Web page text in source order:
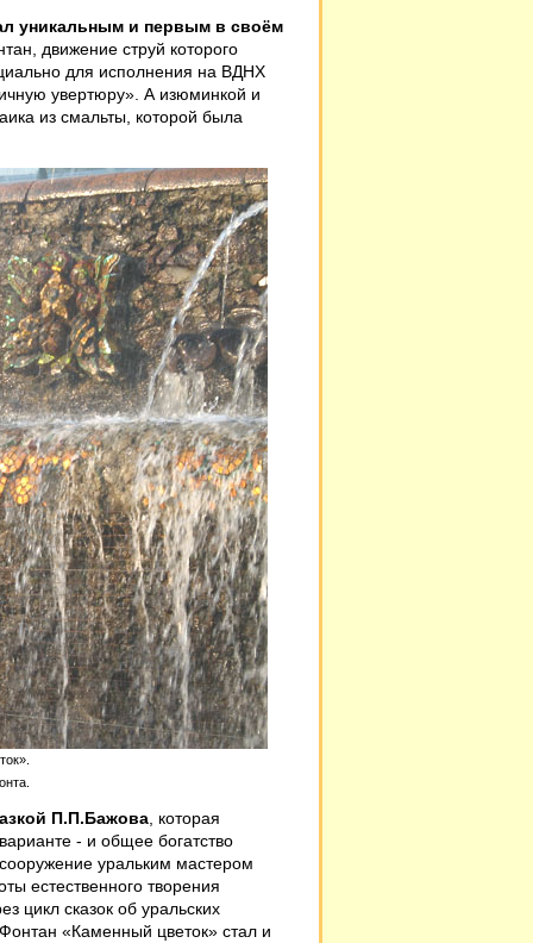
уникальным и первым в своём
движение струй которого
для исполнения на ВДНХ
увертюру». А изюминкой и
из смальты, которой была
П.П.Бажова , которая
- и общее богатство
уральким мастером
естественного творения
цикл сказок об уральских
«Каменный цветок» стал и